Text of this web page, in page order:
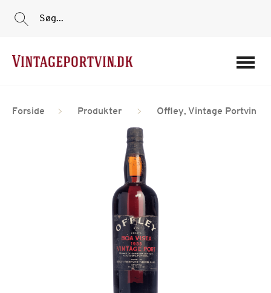
Portvinshuse
Søg...
Forside Produkter Offley, Vintage Portvin